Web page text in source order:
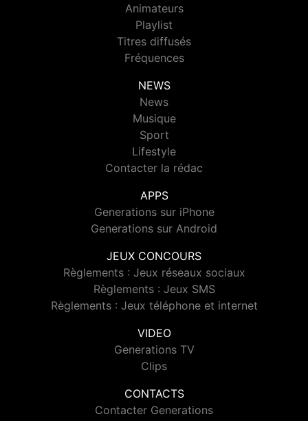
Animateurs
Playlist
Titres diffusés
Fréquences
NEWS
News
Musique
Sport
Lifestyle
Contacter la rédac
APPS
Generations sur iPhone
Generations sur Android
JEUX CONCOURS
Règlements : Jeux réseaux sociaux
Règlements : Jeux SMS
Règlements : Jeux téléphone et internet
VIDEO
Generations TV
Clips
CONTACTS
Contacter Generations